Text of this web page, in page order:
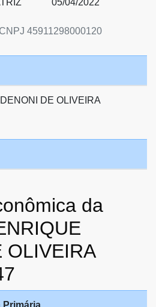
45911298000120
05/04/2022
DE OLIVEIRA
da
OLIVEIRA